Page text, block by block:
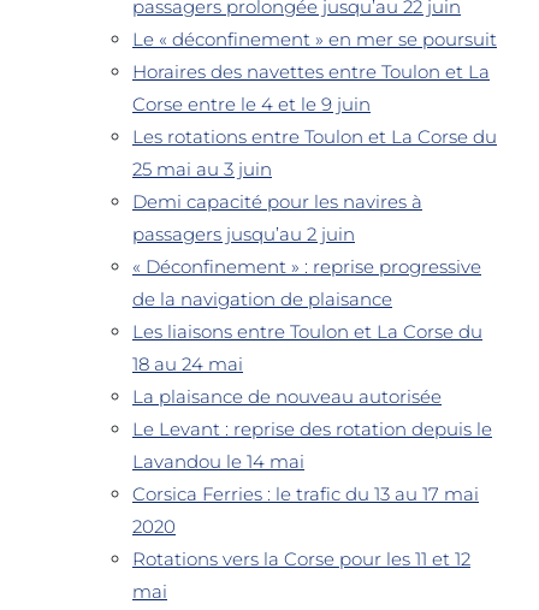
passagers prolongée jusqu’au 22 juin
Le « déconfinement » en mer se poursuit
Horaires des navettes entre Toulon et La
Corse entre le 4 et le 9 juin
Les rotations entre Toulon et La Corse du
25 mai au 3 juin
Demi capacité pour les navires à
passagers jusqu’au 2 juin
« Déconfinement » : reprise progressive
de la navigation de plaisance
Les liaisons entre Toulon et La Corse du
18 au 24 mai
La plaisance de nouveau autorisée
Le Levant : reprise des rotation depuis le
Lavandou le 14 mai
Corsica Ferries : le trafic du 13 au 17 mai
2020
Rotations vers la Corse pour les 11 et 12
mai